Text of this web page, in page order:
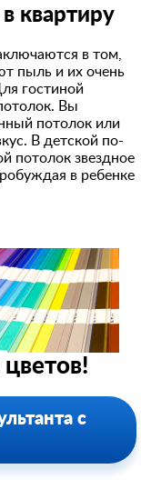
квартиру
в том,
пыль и их очень
гостиной
Вы
потолок или
В детской по-
потолок звездное
в ребенке
с